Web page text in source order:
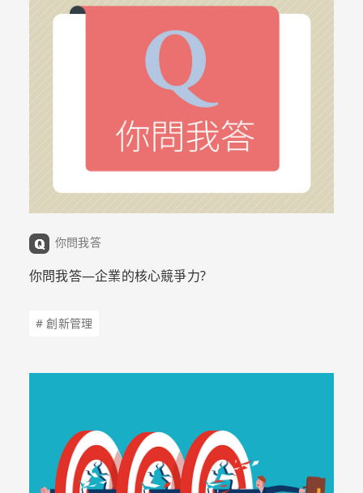
你問我答
你問我答—企業的核心競爭力?
# 創新管理